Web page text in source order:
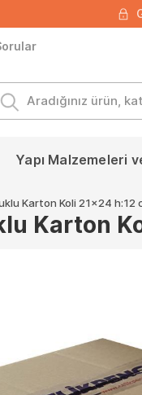
Yapı Malzemeleri
Karton Koli 21x24 h:12
Karton